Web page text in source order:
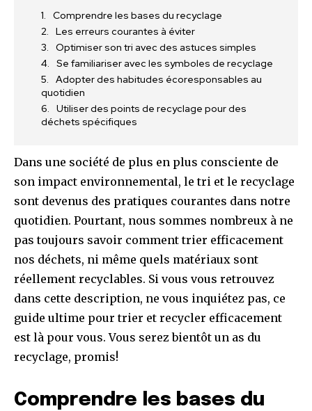
Comprendre les bases du recyclage
Les erreurs courantes à éviter
Optimiser son tri avec des astuces simples
Se familiariser avec les symboles de recyclage
Adopter des habitudes écoresponsables au
quotidien
Utiliser des points de recyclage pour des
déchets spécifiques
Dans une société de plus en plus consciente de
son impact environnemental, le tri et le recyclage
sont devenus des pratiques courantes dans notre
quotidien. Pourtant, nous sommes nombreux à ne
pas toujours savoir comment trier efficacement
nos déchets, ni même quels matériaux sont
réellement recyclables. Si vous vous retrouvez
dans cette description, ne vous inquiétez pas, ce
guide ultime pour trier et recycler efficacement
est là pour vous. Vous serez bientôt un as du
recyclage, promis!
Comprendre les bases du